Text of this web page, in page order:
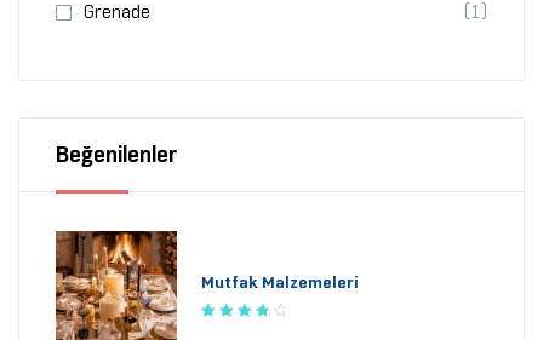
Grenade
(1)
Beğenilenler
Mutfak Malzemeleri